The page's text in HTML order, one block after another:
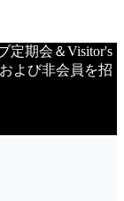
定期会＆Visitor's
よび非会員を招